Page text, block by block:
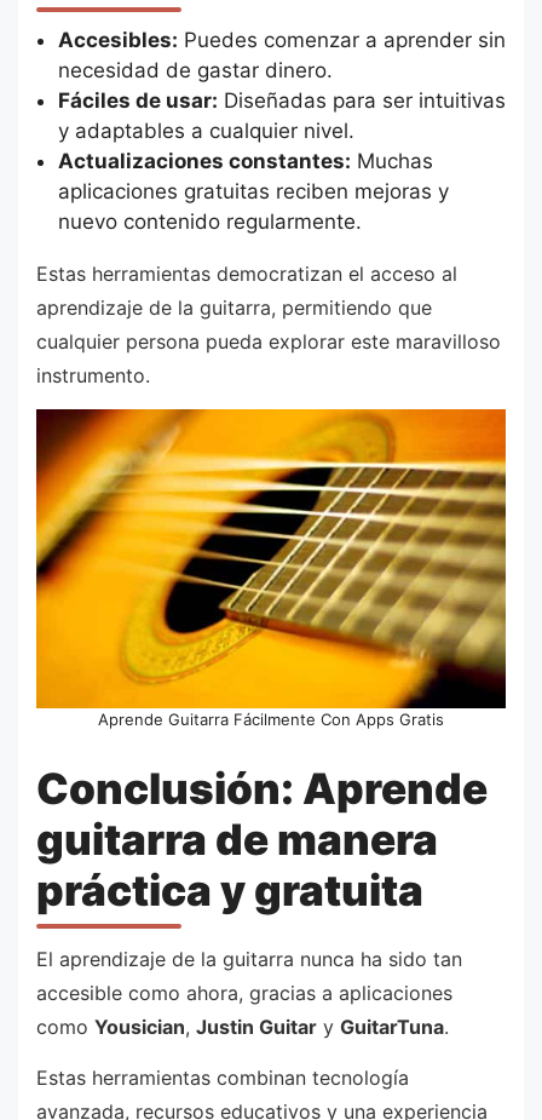
Accesibles: Puedes comenzar a aprender sin
necesidad de gastar dinero.
Fáciles de usar: Diseñadas para ser intuitivas
y adaptables a cualquier nivel.
Actualizaciones constantes: Muchas
aplicaciones gratuitas reciben mejoras y
nuevo contenido regularmente.
Estas herramientas democratizan el acceso al
aprendizaje de la guitarra, permitiendo que
cualquier persona pueda explorar este maravilloso
instrumento.
Aprende Guitarra Fácilmente Con Apps Gratis
Conclusión: Aprende
guitarra de manera
práctica y gratuita
El aprendizaje de la guitarra nunca ha sido tan
accesible como ahora, gracias a aplicaciones
como Yousician, Justin Guitar y GuitarTuna.
Estas herramientas combinan tecnología
avanzada, recursos educativos y una experiencia